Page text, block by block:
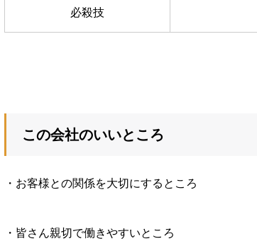
必殺技
この会社のいいところ
・お客様との関係を大切にするところ
・皆さん親切で働きやすいところ